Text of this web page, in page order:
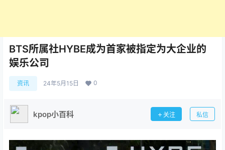
BTS所属社HYBE成为首家被指定为大企业的
娱乐公司
资讯 24年5月15日 0
kpop小百科 关注 私信